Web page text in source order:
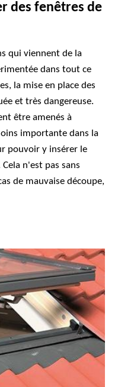
des fenêtres de
qui viennent de la
dans tout ce
la mise en place des
et très dangereuse.
être amenés à
importante dans la
pouvoir y insérer le
n'est pas sans
de mauvaise découpe,